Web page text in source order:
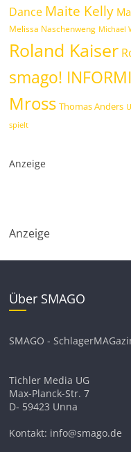
Dance Maite Kelly
Melissa Naschenweng Michael
Roland Kaiser
smago!
Mross Thomas Anders
spielt
Anzeige
Anzeige
Über SMAGO
SMAGO -
Tichler Media UG
Max-Planck-Str. 7
D- 59423 Unna
Kontakt: info@smago.de